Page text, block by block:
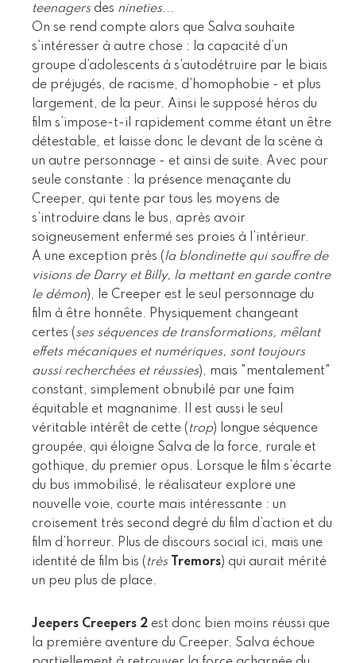
teenagers des nineties...
On se rend compte alors que Salva souhaite
s’intéresser à autre chose : la capacité d’un
groupe d’adolescents à s’autodétruire par le biais
de préjugés, de racisme, d’homophobie - et plus
largement, de la peur. Ainsi le supposé héros du
film s’impose-t-il rapidement comme étant un être
détestable, et laisse donc le devant de la scène à
un autre personnage - et ainsi de suite. Avec pour
seule constante : la présence menaçante du
Creeper, qui tente par tous les moyens de
s’introduire dans le bus, après avoir
soigneusement enfermé ses proies à l’intérieur.
A une exception près (la blondinette qui souffre de
visions de Darry et Billy, la mettant en garde contre
le démon), le Creeper est le seul personnage du
film à être honnête. Physiquement changeant
certes (ses séquences de transformations, mêlant
effets mécaniques et numériques, sont toujours
aussi recherchées et réussies), mais "mentalement"
constant, simplement obnubilé par une faim
équitable et magnanime. Il est aussi le seul
véritable intérêt de cette ( trop) longue séquence
groupée, qui éloigne Salva de la force, rurale et
gothique, du premier opus. Lorsque le film s’écarte
du bus immobilisé, le réalisateur explore une
nouvelle voie, courte mais intéressante : un
croisement très second degré du film d’action et du
film d’horreur. Plus de discours social ici, mais une
identité de film bis ( très Tremors) qui aurait mérité
un peu plus de place.
Jeepers Creepers 2 est donc bien moins réussi que
la première aventure du Creeper. Salva échoue